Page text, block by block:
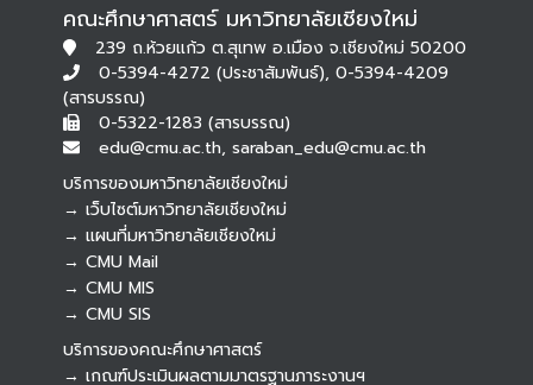
คณะศึกษาศาสตร์ มหาวิทยาลัยเชียงใหม่
239 ถ.ห้วยแก้ว ต.สุเทพ อ.เมือง จ.เชียงใหม่ 50200
0-5394-4272 (ประชาสัมพันธ์), 0-5394-4209
(สารบรรณ)
0-5322-1283 (สารบรรณ)
edu@cmu.ac.th, saraban_edu@cmu.ac.th
บริการของมหาวิทยาลัยเชียงใหม่
→ เว็บไซต์มหาวิทยาลัยเชียงใหม่
→ แผนที่มหาวิทยาลัยเชียงใหม่
→ CMU Mail
→ CMU MIS
→ CMU SIS
บริการของคณะศึกษาศาสตร์
→ เกณฑ์ประเมินผลตามมาตรฐานภาระงานฯ
Botnoi Assistant
Connecting…